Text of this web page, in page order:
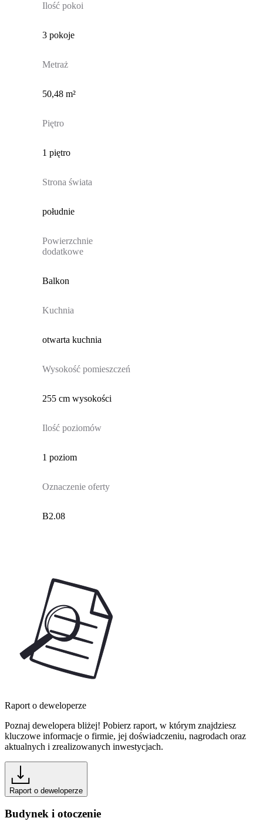
Ilość pokoi
3 pokoje
Metraż
50,48 m²
Piętro
1 piętro
Strona świata
południe
Powierzchnie
dodatkowe
Balkon
Kuchnia
otwarta kuchnia
Wysokość pomieszczeń
255 cm wysokości
Ilość poziomów
1 poziom
Oznaczenie oferty
B2.08
Raport o deweloperze
Poznaj dewelopera bliżej! Pobierz raport, w którym znajdziesz
kluczowe informacje o firmie, jej doświadczeniu, nagrodach oraz
aktualnych i zrealizowanych inwestycjach.
Raport o deweloperze
Budynek i otoczenie